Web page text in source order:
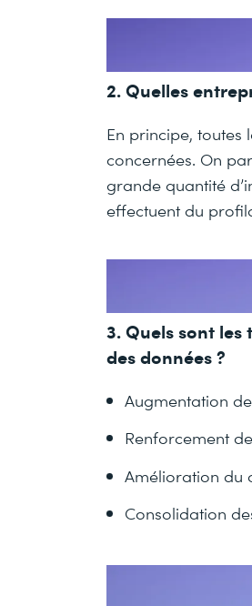
2. Quelles
En principe, toutes
concernées. On
grande quantité
effectuent du
3. Quels sont
des données ?
Augmentation
Renforcement
Amélioration du
Consolidation